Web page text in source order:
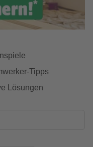
Tipps
Lösungen